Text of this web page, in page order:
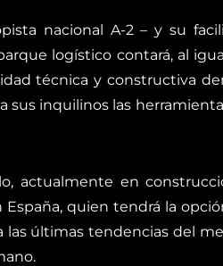
nacional A-2 – y su
logístico contará, al
técnica y constructiva
inquilinos las
actualmente en
quien tendrá la
últimas tendencias del